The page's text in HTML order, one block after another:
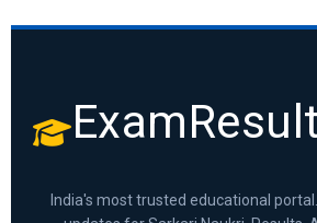
ExamResult
India's most trusted educational